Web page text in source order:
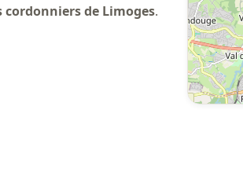
cordonniers de Limoges.